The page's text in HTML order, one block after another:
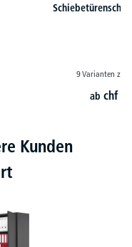
9 Varianten zur
abchf
Kunden